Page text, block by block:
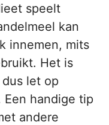
speelt
kan
innemen, mits
Het is
let op
handige tip
andere